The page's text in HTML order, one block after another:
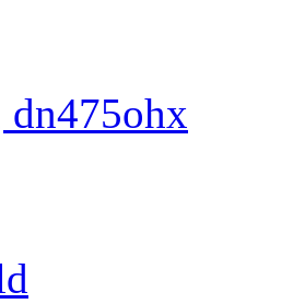
dn475ohx